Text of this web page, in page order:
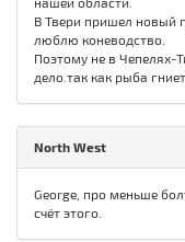
В Твери пришел новый
люблю коневодство.
Поэтому не в Чепелях-
дело.так как рыба
North West
George, про меньше
счёт этого.